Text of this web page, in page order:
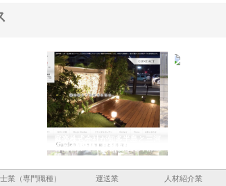
る理想の外構空
で滋賀の暮らしを支える理由
士業（専門職種） 運送業 人材紹介業